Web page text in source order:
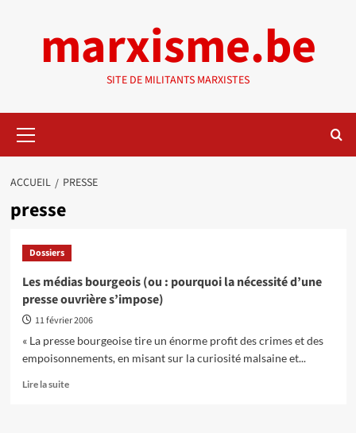
marxisme.be
SITE DE MILITANTS MARXISTES
principal
ACCUEIL PRESSE
presse
Dossiers
Les médias bourgeois (ou : pourquoi la nécessité d’une
presse ouvrière s’impose)
11 février 2006
« La presse bourgeoise tire un énorme profit des crimes et des
empoisonnements, en misant sur la curiosité malsaine et...
Lire la suiteEn